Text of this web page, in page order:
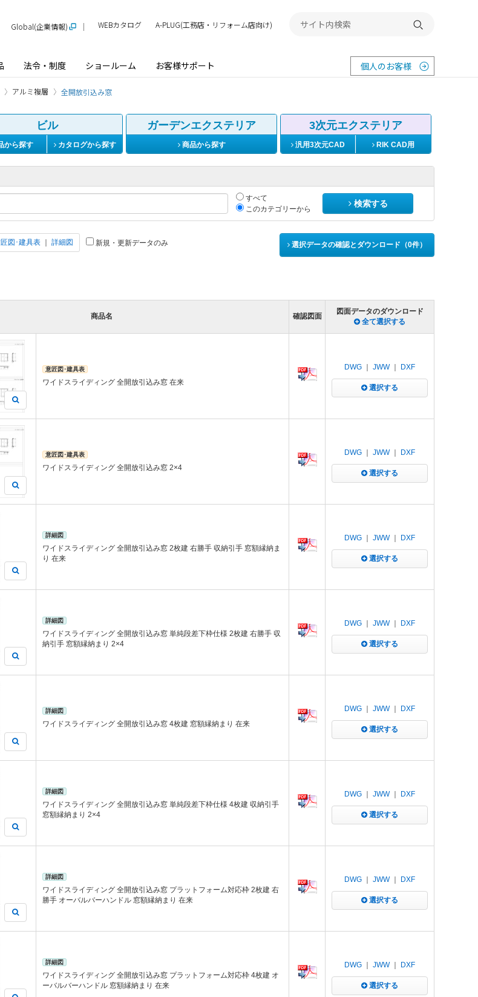
法令・制度 ショールーム お客様サポート 個人のお客様
Global(企業情報) WEBカタログ A-PLUG(工務店・リフォーム店向け) 検索する
アルミ複層 全開放引込み窓
ビル
から探す カタログから探す
ガーデンエクステリア
商品から探す
3次元エクステリア
汎用3次元CAD RIK CAD用
すべて
このカテゴリーから
検索する
図･建具表 詳細図 新規・更新データのみ 選択データの確認とダウンロード（0件）
商品名 確認図面
図面データのダウンロード
全て選択する
意匠図･建具表
ワイドスライディング 全開放引込み窓 在来
DWG JWW｜ DXF
選択する
意匠図･建具表
ワイドスライディング 全開放引込み窓 2×4
DWG JWW｜ DXF
選択する
詳細図
ワイドスライディング 全開放引込み窓 2枚建 右勝手 収納引手 窓額縁納ま
り 在来
DWG JWW｜ DXF
選択する
詳細図
ワイドスライディング 全開放引込み窓 単純段差下枠仕様 2枚建 右勝手 収
納引手 窓額縁納まり 2×4
DWG JWW｜ DXF
選択する
詳細図
ワイドスライディング 全開放引込み窓 4枚建 窓額縁納まり 在来
DWG JWW｜ DXF
選択する
詳細図
ワイドスライディング 全開放引込み窓 単純段差下枠仕様 4枚建 収納引手
窓額縁納まり 2×4
DWG JWW｜ DXF
選択する
詳細図
ワイドスライディング 全開放引込み窓 プラットフォーム対応枠 2枚建 右
勝手 オーバルバーハンドル 窓額縁納まり 在来
DWG JWW｜ DXF
選択する
詳細図
ワイドスライディング 全開放引込み窓 プラットフォーム対応枠 4枚建 オ
ーバルバーハンドル 窓額縁納まり 在来
DWG JWW｜ DXF
選択する